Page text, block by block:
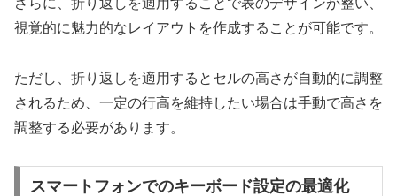
さらに、折り返しを適用することで表のデザインが整い、
視覚的に魅力的なレイアウトを作成することが可能です。
ただし、折り返しを適用するとセルの高さが自動的に調整
されるため、一定の行高を維持したい場合は手動で高さを
調整する必要があります。
スマートフォンでのキーボード設定の最適化